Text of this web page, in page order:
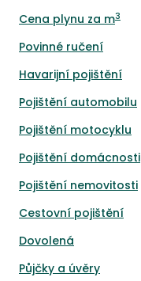
Cena plynu za m3
Povinné ručení
Havarijní pojištění
Pojištění automobilu
Pojištění motocyklu
Pojištění domácnosti
Pojištění nemovitosti
Cestovní pojištění
Dovolená
Půjčky a úvěry